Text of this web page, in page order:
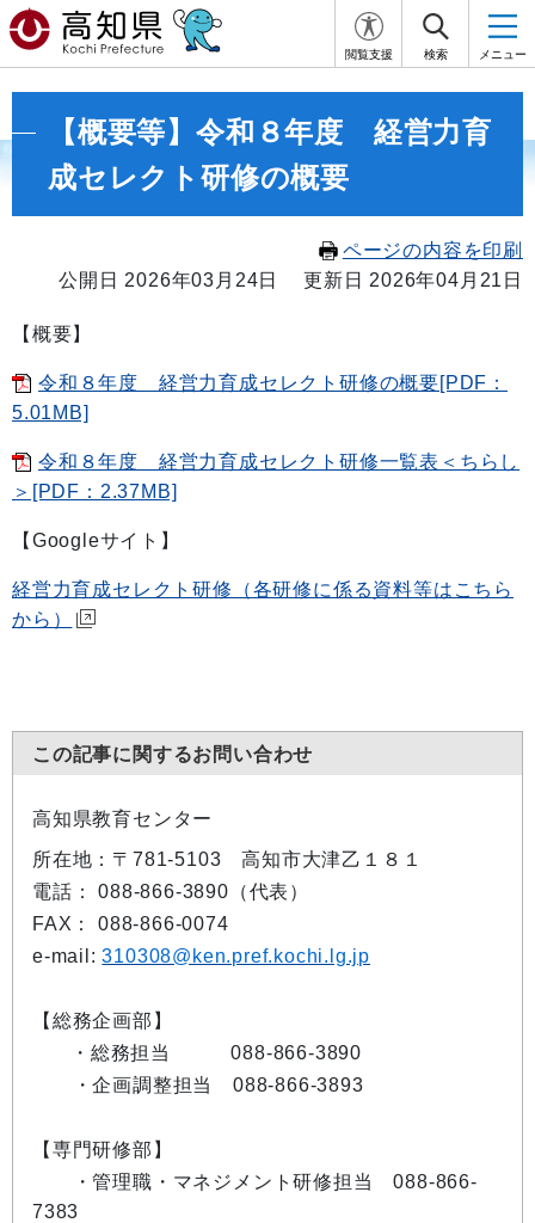
閲覧支援 検索 メニュー
【概要等】令和８年度 経営力育
成セレクト研修の概要
ページの内容を印刷
公開日 2026年03月24日
更新日 2026年04月21日
【概要】
令和８年度 経営力育成セレクト研修の概要[PDF：
5.01MB]
令和８年度 経営力育成セレクト研修一覧表＜ちらし
＞[PDF：2.37MB]
【Googleサイト】
経営力育成セレクト研修（各研修に係る資料等はこちら
から）
この記事に関するお問い合わせ
高知県教育センター
所在地：〒781-5103 高知市大津乙１８１
電話： 088-866-3890（代表）
FAX： 088-866-0074
e-mail:310308@ken.pref.kochi.lg.jp
【総務企画部】
・総務担当 088-866-3890
・企画調整担当 088-866-3893
【専門研修部】
・管理職・マネジメント研修担当 088-866-
7383